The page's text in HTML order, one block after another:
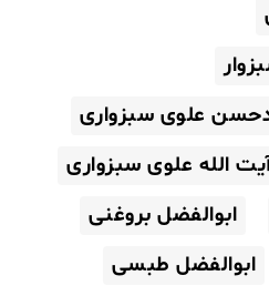
علوی سبزواری
الله علوی سبزواری
ابوالفضل بروغنی
ابوالفضل طبسی